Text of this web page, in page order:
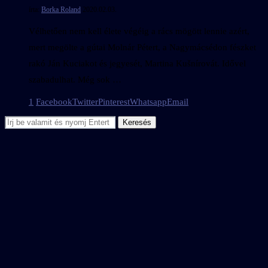
írta: Borka Roland 2020.02.03.
Vélhetően nem kell élete végéig a rács mögött lennie azért,
mert megölte a gútai Molnár Pétert, a Nagymácsédon fészket
rakó Ján Kuciakot és jegyesét, Martina Kušnírovát. Idővel
szabadulhat. Még sok …
1 FacebookTwitterPinterestWhatsappEmail